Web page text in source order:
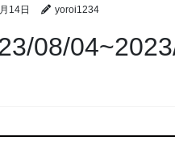
14日 yoroi1234
08/